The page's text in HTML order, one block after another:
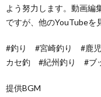
よう努力します。動画編
ですが、他のYouTubeを
#釣り #宮崎釣り #鹿
カセ釣 #紀州釣り #ブ
提供BGM